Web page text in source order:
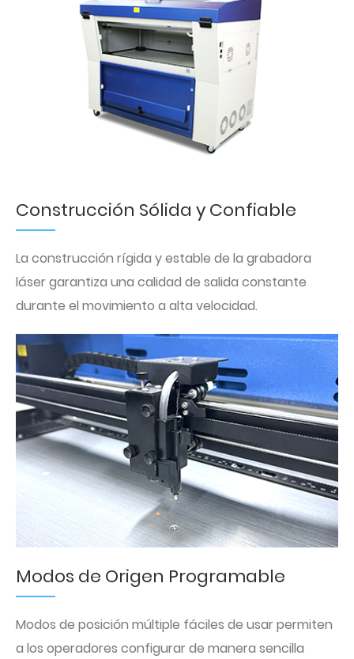
Construcción Sólida y Confiable
La construcción rígida y estable de la grabadora
láser garantiza una calidad de salida constante
durante el movimiento a alta velocidad.
Modos de Origen Programable
Modos de posición múltiple fáciles de usar permiten
a los operadores configurar de manera sencilla